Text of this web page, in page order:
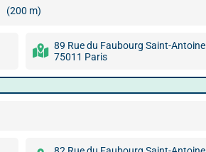
(200 m)
89 Rue du Faubourg Saint-Antoine
75011 Paris